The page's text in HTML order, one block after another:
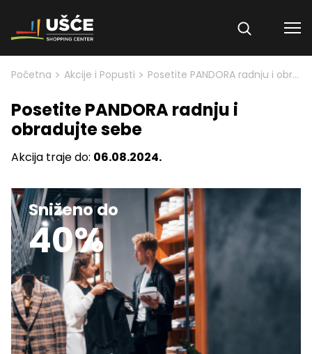
Skip to content
Početna > Akcije i Popusti > Posetite PANDORA radnju i obradujte sebe
Posetite PANDORA radnju i
obradujte sebe
Akcija traje do: 06.08.2024.
Sniženo do
40%